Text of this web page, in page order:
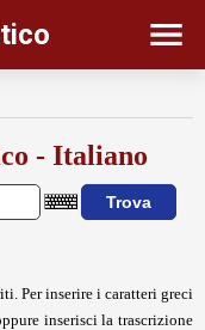
- Italiano
Per inserire i caratteri greci
inserisci la trascrizione